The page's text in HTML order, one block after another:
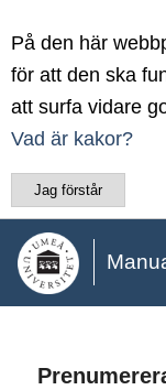
På den här
för att den ska
att surfa vidare
Vad är kakor?
Jag förstår